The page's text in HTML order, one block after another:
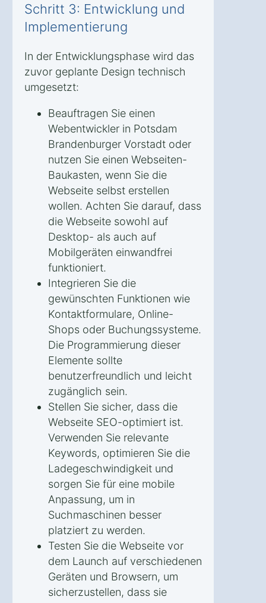
Schritt 3: Entwicklung und
Implementierung
In der Entwicklungsphase wird das
zuvor geplante Design technisch
umgesetzt:
Beauftragen Sie einen
Webentwickler in Potsdam
Brandenburger Vorstadt oder
nutzen Sie einen Webseiten-
Baukasten, wenn Sie die
Webseite selbst erstellen
wollen. Achten Sie darauf, dass
die Webseite sowohl auf
Desktop- als auch auf
Mobilgeräten einwandfrei
funktioniert.
Integrieren Sie die
gewünschten Funktionen wie
Kontaktformulare, Online-
Shops oder Buchungssysteme.
Die Programmierung dieser
Elemente sollte
benutzerfreundlich und leicht
zugänglich sein.
Stellen Sie sicher, dass die
Webseite SEO-optimiert ist.
Verwenden Sie relevante
Keywords, optimieren Sie die
Ladegeschwindigkeit und
sorgen Sie für eine mobile
Anpassung, um in
Suchmaschinen besser
platziert zu werden.
Testen Sie die Webseite vor
dem Launch auf verschiedenen
Geräten und Browsern, um
sicherzustellen, dass sie